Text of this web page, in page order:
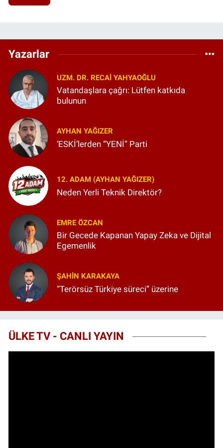
Yazarlar
UZM. DR. RECAI YAHYAOĞLU
Vatandaşlara çağrı: Lütfen katkıda
bulunun
AYHAN YAĞIZER
‘ESKİ’lerden “YENİ” Parti
12. ADAM (AYHAN YAĞIZER)
Neden Yerli Teknik Direktör?
EMRE ÖZCAN
Bir Gecede Kapanan Yapay Zeka ve Dijital
Egemenlik
ŞAHIN KARAKAYA
“Terörsüz Türkiye süreci” üzerine
ÜLKE TV - CANLI YAYIN